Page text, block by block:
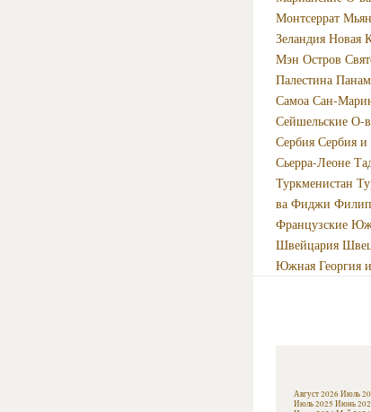
Монтсеррат
Зеландия Новая
Мэн Остров
Палестина
Самоа Сан-
Сейшельские О-
Сербия Сербия и
Сьерра-Леоне
Туркменистан
ва Фиджи
Французские
Швейцария
Южная Георгия
Август 2026 Июль
Июль 2025 Июнь